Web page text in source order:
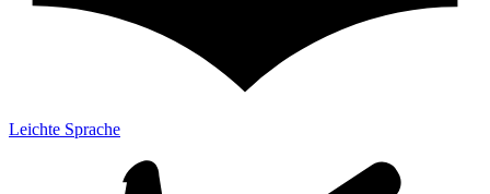
Leichte Sprache